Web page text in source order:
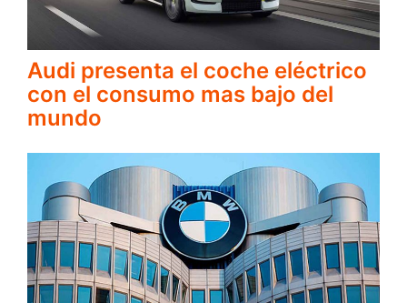
Audi presenta el coche eléctrico
con el consumo mas bajo del
mundo